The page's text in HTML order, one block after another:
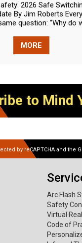
MORE
2026 Safe
By Jim Roberts
question: “Why do
to Mind
by reCAPTCHA and the
Arc Flash
Safety
Virtual
Code of